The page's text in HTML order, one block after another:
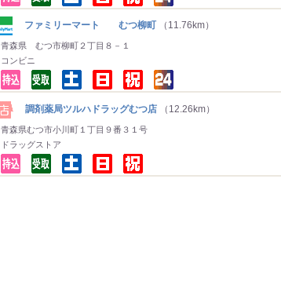
ファミリーマート むつ柳町 （11.76km）
青森県 むつ市柳町２丁目８－１
コンビニ
調剤薬局ツルハドラッグむつ店 （12.26km）
青森県むつ市小川町１丁目９番３１号
ドラッグストア